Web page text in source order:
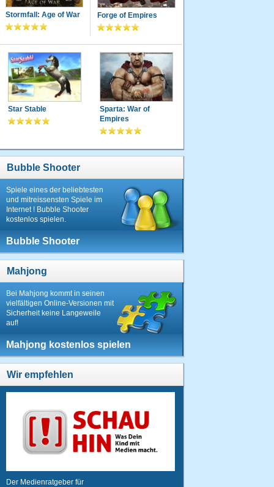
Stormfall: Age of War Forge of Empires
Star Stable
Sparta: War of
Empires
Bubble Shooter
Spiele eines der beliebtesten
und mitreissensten Spiele im
Internet ! Bubble Shooter
kostenlos spielen.
Bubble Shooter
Mahjong
Bei Mahjong kommt in seinen
vielfältigen Online-Versionen mit
Sicherheit keine Langeweile
auf!
Mahjong kostenlos spielen
Wir empfehlen
Der Medienratgeber für